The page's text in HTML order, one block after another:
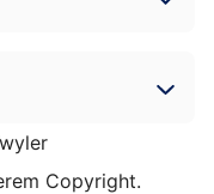
Copyright.